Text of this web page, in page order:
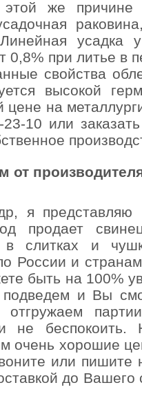
этой же
усадка
0,8% при литье
свойства
высокой
цене на
10 или
от
я
продает
в слитках и
России и
быть на 100%
и Вы
отгружаем
не
очень хорошие
или
до